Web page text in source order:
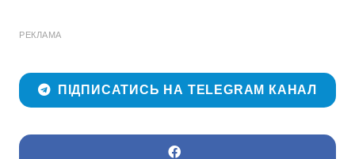
РЕКЛАМА
ПІДПИСАТИСЬ НА TELEGRAM КАНАЛ